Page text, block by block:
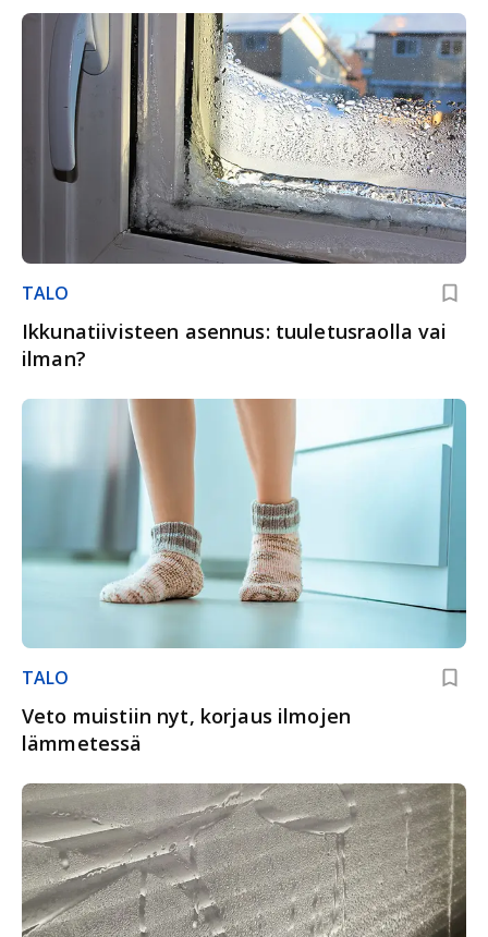
TALO
Ikkunatiivisteen asennus: tuuletusraolla vai
ilman?
TALO
Veto muistiin nyt, korjaus ilmojen
lämmetessä